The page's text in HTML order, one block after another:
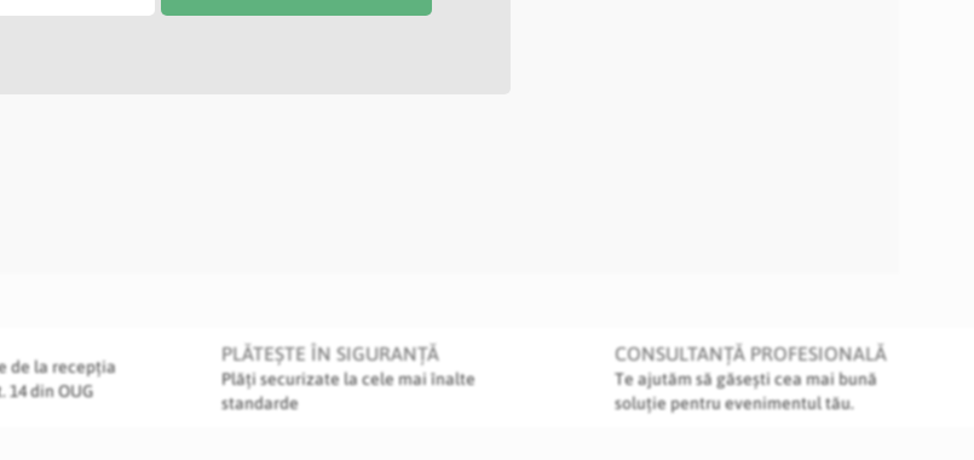
de la recepția
din OUG
PLĂTEȘTE ÎN SIGURANȚĂ
Plăți securizate la cele mai înalte
standarde
CONSULTANȚĂ PROFESIONALĂ
Te ajutăm să găsești cea mai bună
soluție pentru evenimentul tău.